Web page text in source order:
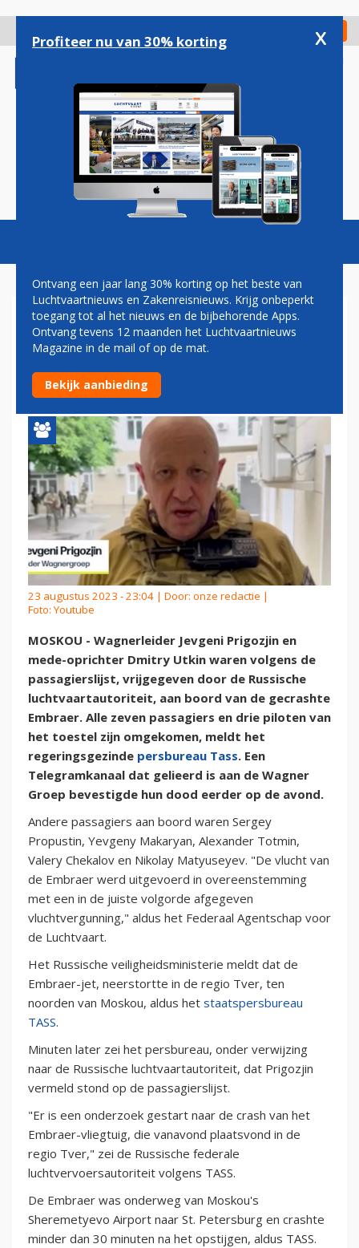
gaan
Check in
Magazine Podcasts Vacatures
'PRIGOZJIN AAN BOORD VAN
GECRASHT VLIEGTUIG, GEEN
OVERLEVENDEN'
23 augustus 2023 - 23:04 | Door: onze redactie |
Foto: Youtube
MOSKOU - Wagnerleider Jevgeni Prigozjin en
mede-oprichter Dmitry Utkin waren volgens de
passagierslijst, vrijgegeven door de Russische
luchtvaartautoriteit, aan boord van de gecrashte
Embraer. Alle zeven passagiers en drie piloten van
het toestel zijn omgekomen, meldt het
regeringsgezinde persbureau Tass. Een
Telegramkanaal dat gelieerd is aan de Wagner
Groep bevestigde hun dood eerder op de avond.
Andere passagiers aan boord waren Sergey
Propustin, Yevgeny Makaryan, Alexander Totmin,
Valery Chekalov en Nikolay Matyuseyev. "De vlucht van
de Embraer werd uitgevoerd in overeenstemming
met een in de juiste volgorde afgegeven
vluchtvergunning," aldus het Federaal Agentschap voor
de Luchtvaart.
Het Russische veiligheidsministerie meldt dat de
Embraer-jet, neerstortte in de regio Tver, ten
noorden van Moskou, aldus het staatspersbureau
TASS.
Minuten later zei het persbureau, onder verwijzing
naar de Russische luchtvaartautoriteit, dat Prigozjin
vermeld stond op de passagierslijst.
"Er is een onderzoek gestart naar de crash van het
Embraer-vliegtuig, die vanavond plaatsvond in de
regio Tver," zei de Russische federale
luchtvervoersautoriteit volgens TASS.
De Embraer was onderweg van Moskou's
Sheremetyevo Airport naar St. Petersburg en crashte
minder dan 30 minuten na het opstijgen, aldus TASS.
Profiteer nu van 30% korting x
Ontvang een jaar lang 30% korting op het beste van
Luchtvaartnieuws en Zakenreisnieuws. Krijg onbeperkt
toegang tot al het nieuws en de bijbehorende Apps.
Ontvang tevens 12 maanden het Luchtvaartnieuws
Magazine in de mail of op de mat.
Bekijk aanbieding